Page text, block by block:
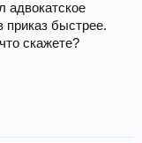
адвокатское
приказ быстрее.
скажете?